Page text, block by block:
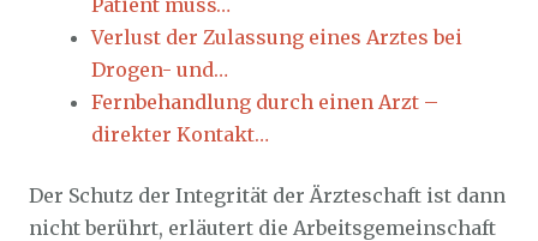
Patient muss…
Verlust der Zulassung eines Arztes bei
Drogen- und…
Fernbehandlung durch einen Arzt –
direkter Kontakt…
Der Schutz der Integrität der Ärzteschaft ist dann
nicht berührt, erläutert die Arbeitsgemeinschaft